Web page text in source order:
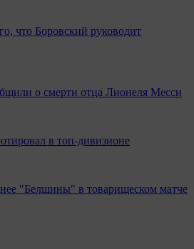
что Боровский руководит
о смерти отца Лионеля Месси
в топ-дивизионе
"Белшины" в товарищеском матче